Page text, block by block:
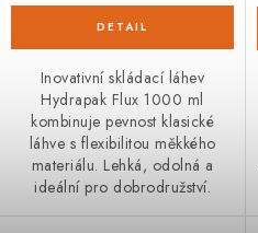
Inovativní skládací láhev
Hydrapak Flux 1000 ml
kombinuje pevnost klasické
láhve s flexibilitou měkkého
materiálu. Lehká, odolná a
ideální pro dobrodružství.